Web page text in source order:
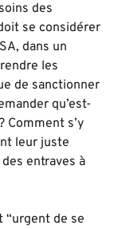
des
se considérer
dans un
les
de sanctionner
qu’est-
Comment s’y
leur juste
entraves à
“urgent de se